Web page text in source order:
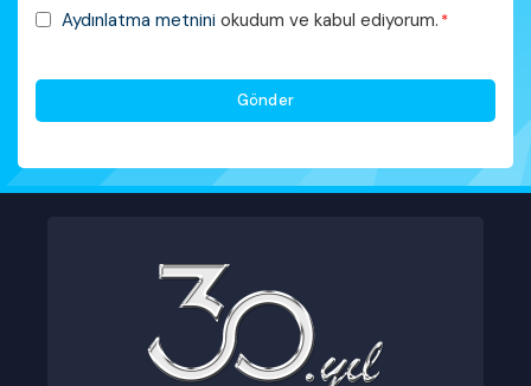
KVKKAydınlatma metnini okudum ve kabul ediyorum. *